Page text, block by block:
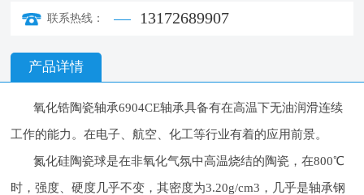
联系热线： 13172689907
产品详情
氧化锆陶瓷轴承6904CE轴承具备有在高温下无油润滑连续
工作的能力。在电子、航空、化工等行业有着的应用前景。
氮化硅陶瓷球是在非氧化气氛中高温烧结的陶瓷，在800℃
时，强度、硬度几乎不变，其密度为3.20g/cm3，几乎是轴承钢